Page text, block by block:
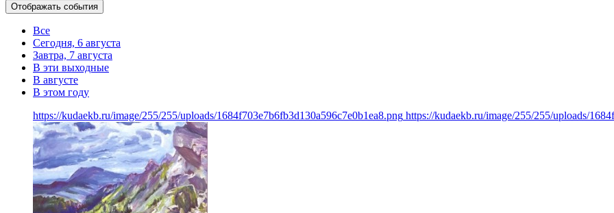
Отображать события
Все
Сегодня, 6 августа
Завтра, 7 августа
В эти выходные
В августе
В этом году
https://kudaekb.ru/image/255/255/uploads/1684f703e7b6fb3d130a596c7e0b1ea8.png https://kudaekb.ru/image/255/255/uploads/